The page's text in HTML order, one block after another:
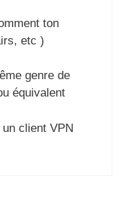
ton
etc )
genre de
équivalent
client VPN